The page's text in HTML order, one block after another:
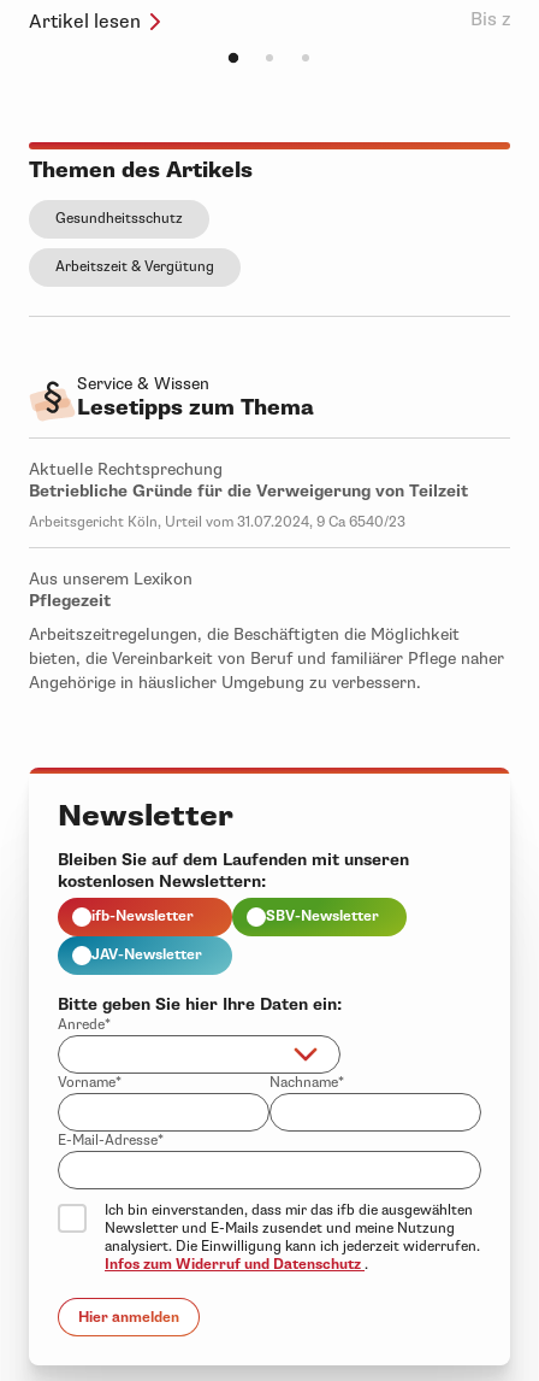
Artikel lesen
Bis
Themen des Artikels
Gesundheitsschutz
Arbeitszeit & Vergütung
Service & Wissen
Lesetipps zum Thema
Aktuelle Rechtsprechung
Betriebliche Gründe für die Verweigerung von Teilzeit
Arbeitsgericht Köln, Urteil vom 31.07.2024, 9 Ca 6540/23
Aus unserem Lexikon
Pflegezeit
Arbeitszeitregelungen, die Beschäftigten die Möglichkeit
bieten, die Vereinbarkeit von Beruf und familiärer Pflege naher
Angehörige in häuslicher Umgebung zu verbessern.
Newsletter
Bleiben Sie auf dem Laufenden mit unseren
kostenlosen Newslettern:
ifb-Newsletter SBV-Newsletter
JAV-Newsletter
Bitte geben Sie hier Ihre Daten ein:
Anrede*
Vorname* Nachname*
E-Mail-Adresse*
Ich bin einverstanden, dass mir das ifb die ausgewählten
Newsletter und E-Mails zusendet und meine Nutzung
analysiert. Die Einwilligung kann ich jederzeit widerrufen.
Infos zum Widerruf und Datenschutz .
Hier anmelden